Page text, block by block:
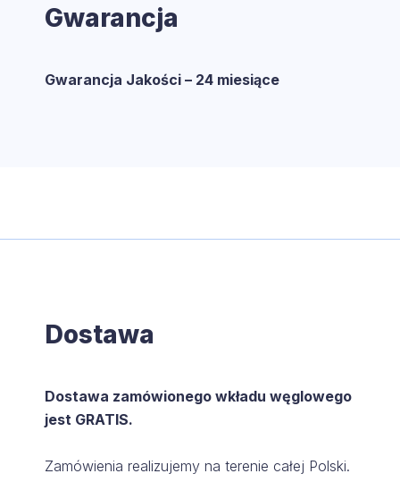
Gwarancja
Gwarancja Jakości – 24 miesiące
Dostawa
Dostawa zamówionego wkładu węglowego
jest GRATIS.
Zamówienia realizujemy na terenie całej Polski.